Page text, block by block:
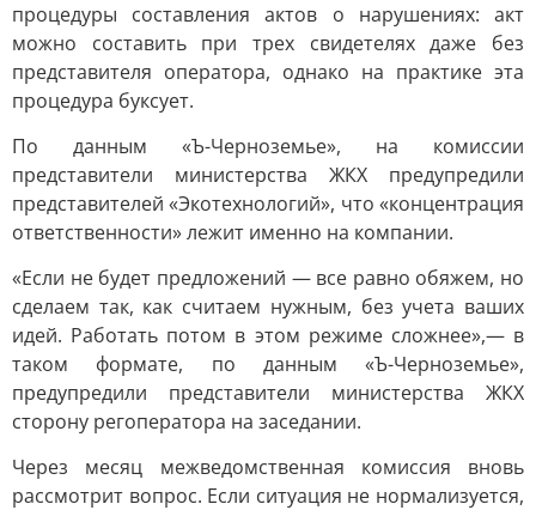
процедуры составления актов о нарушениях: акт
можно составить при трех свидетелях даже без
представителя оператора, однако на практике эта
процедура буксует.
По данным «Ъ-Черноземье», на комиссии
представители министерства ЖКХ предупредили
представителей «Экотехнологий», что «концентрация
ответственности» лежит именно на компании.
«Если не будет предложений — все равно обяжем, но
сделаем так, как считаем нужным, без учета ваших
идей. Работать потом в этом режиме сложнее»,— в
таком формате, по данным «Ъ-Черноземье»,
предупредили представители министерства ЖКХ
сторону регоператора на заседании.
Через месяц межведомственная комиссия вновь
рассмотрит вопрос. Если ситуация не нормализуется,